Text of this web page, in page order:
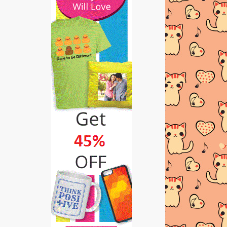
TANGGA BAHAGIA
SENARAI PEMENANG AJL 30 |
2016
SIARAN LANGSUNG AJL 30 |
ANUGERAH JUARA LAGU 2016
Tips Berbual dengan Warga Emas
Bermasalah Pendengaran
Hadiah dari WOOP.MY
DINNER LAMB CHOP HOMEMADE
| 20.1.2016
9 LUKISAN PEMANDANGAN YANG
CANTIK SANGAT-SANGAT!
Miaw-Miaw Sushi 2012 - 2016
BELI BUKU MURAH GILER DI
BOOKCAFE!!